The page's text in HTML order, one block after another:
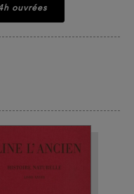
ouvrées